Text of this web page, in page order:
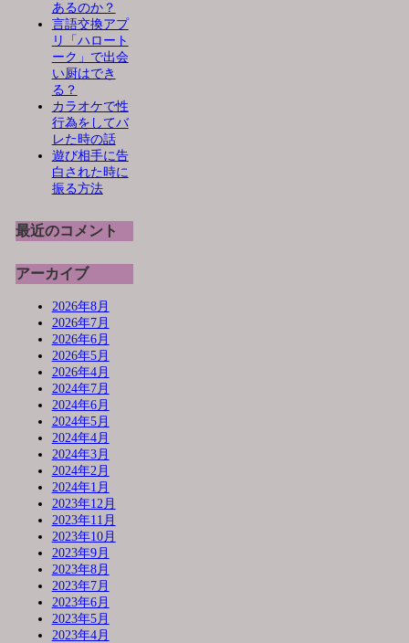
あるのか？
言語交換アプ
リ「ハロート
ーク」で出会
い厨はでき
る？
カラオケで性
行為をしてバ
レた時の話
遊び相手に告
白された時に
振る方法
最近のコメント
アーカイブ
2026年8月
2026年7月
2026年6月
2026年5月
2026年4月
2024年7月
2024年6月
2024年5月
2024年4月
2024年3月
2024年2月
2024年1月
2023年12月
2023年11月
2023年10月
2023年9月
2023年8月
2023年7月
2023年6月
2023年5月
2023年4月